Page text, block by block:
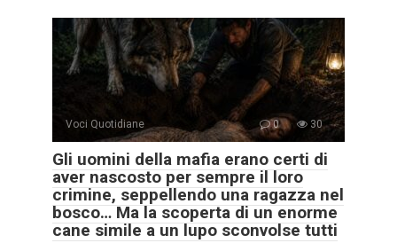
Voci Quotidiane 0 30
Gli uomini della mafia erano certi di
aver nascosto per sempre il loro
crimine, seppellendo una ragazza nel
bosco… Ma la scoperta di un enorme
cane simile a un lupo sconvolse tutti